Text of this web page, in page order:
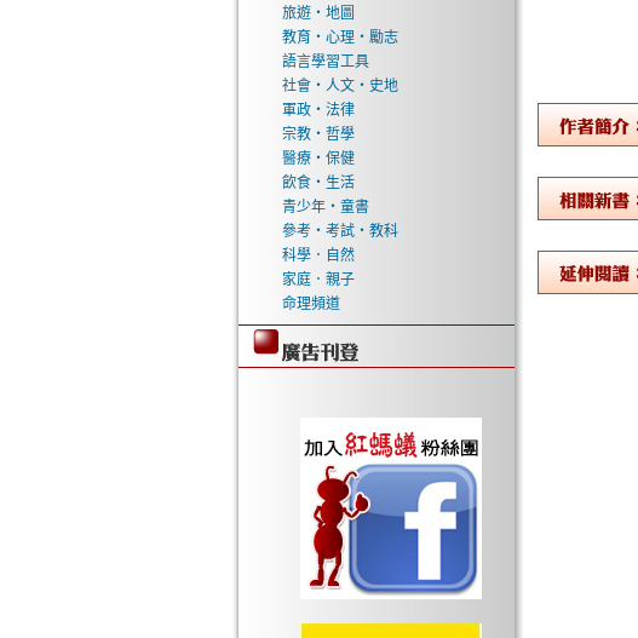
旅遊‧地圖
教育‧心理‧勵志
語言學習工具
社會‧人文‧史地
軍政‧法律
宗教‧哲學
醫療‧保健
飲食‧生活
青少年‧童書
參考‧考試‧教科
科學．自然
家庭．親子
命理頻道